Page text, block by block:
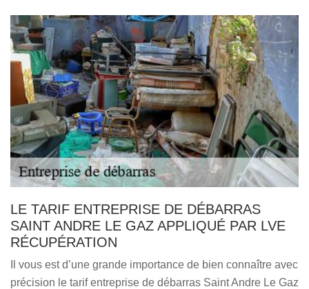
LE TARIF ENTREPRISE DE DÉBARRAS
SAINT ANDRE LE GAZ APPLIQUÉ PAR LVE
RÉCUPÉRATION
Il vous est d’une grande importance de bien connaître avec
précision le tarif entreprise de débarras Saint Andre Le Gaz